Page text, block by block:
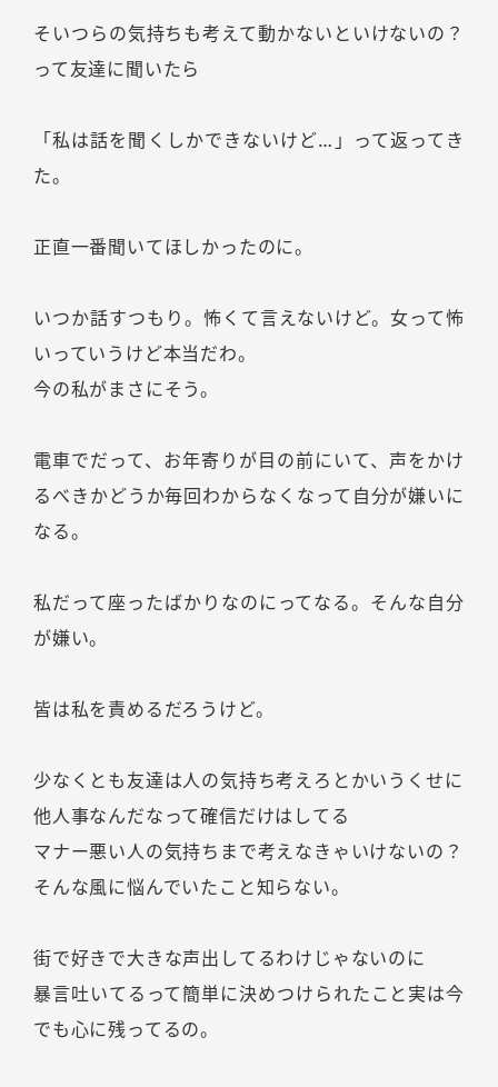
そいつらの気持ちも考えて動かないといけないの？
って友達に聞いたら
「私は話を聞くしかできないけど…」って返ってき
た。
正直一番聞いてほしかったのに。
いつか話すつもり。怖くて言えないけど。女って怖
いっていうけど本当だわ。
今の私がまさにそう。
電車でだって、お年寄りが目の前にいて、声をかけ
るべきかどうか毎回わからなくなって自分が嫌いに
なる。
私だって座ったばかりなのにってなる。そんな自分
が嫌い。
皆は私を責めるだろうけど。
少なくとも友達は人の気持ち考えろとかいうくせに
他人事なんだなって確信だけはしてる
マナー悪い人の気持ちまで考えなきゃいけないの？
そんな風に悩んでいたこと知らない。
街で好きで大きな声出してるわけじゃないのに
暴言吐いてるって簡単に決めつけられたこと実は今
でも心に残ってるの。